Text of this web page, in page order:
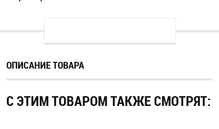
ОПИСАНИЕ ТОВАРА
С ЭТИМ ТОВАРОМ ТАКЖЕ СМОТРЯТ: